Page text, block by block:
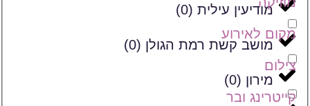
מודיעין עילית (
0
)
מושב קשת רמת הגולן (
0
)
מירון (
0
)
מקום לאירוע
צילום
קייטרינג ובר